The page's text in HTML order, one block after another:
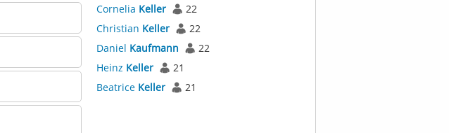
Cornelia Keller
22
Christian Keller
22
Daniel Kaufmann
22
Heinz Keller
21
Beatrice Keller 21